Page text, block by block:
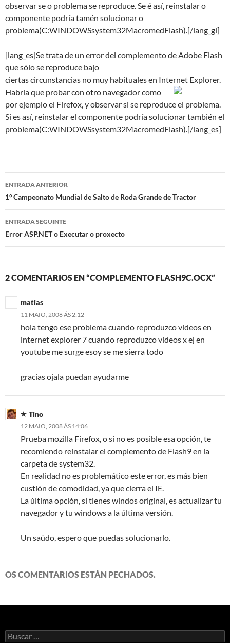
observar se o problema se reproduce. Se é así, reinstalar o
componente podría tamén solucionar o
problema(C:WINDOWSsystem32MacromedFlash).[/lang_gl]
[lang_es]Se trata de un error del complemento de Adobe Flash
que sólo se reproduce bajo
ciertas circunstancias no muy habituales en Internet Explorer.
Habría que probar con otro navegador como
por ejemplo el Firefox, y observar si se reproduce el problema.
Si es así, reinstalar el componente podría solucionar también el
problema(C:WINDOWSsystem32MacromedFlash).[/lang_es]
Navegación
de
artigos
ENTRADA ANTERIOR
1º Campeonato Mundial de Salto de Roda Grande de Tractor
ENTRADA SEGUINTE
Error ASP.NET o Executar o proxecto
2 COMENTARIOS EN “COMPLEMENTO FLASH9C.OCX”
matias
11 MAIO, 2008 ÁS 2:12
hola tengo ese problema cuando reproduzco videos en
internet explorer 7 cuando reproduzco videos x ej en
youtube me surge esoy se me sierra todo
gracias ojala puedan ayudarme
Tino
12 MAIO, 2008 ÁS 14:06
Prueba mozilla Firefox, o si no es posible esa opción, te
recomiendo reinstalar el complemento de Flash9 en la
carpeta de system32.
En realidad no es problemático este error, es más bien
custión de comodidad, ya que cierra el IE.
La última opción, si tienes windos original, es actualizar tu
navegador y tu windows a la última versión.
Un saúdo, espero que puedas solucionarlo.
OS COMENTARIOS ESTÁN PECHADOS.
Buscar: